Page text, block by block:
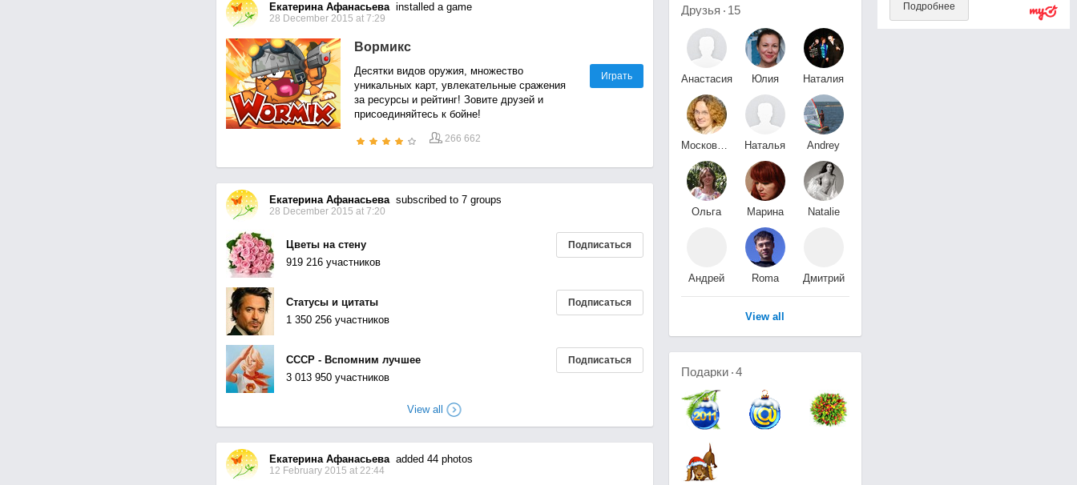
Екатерина Афанасьеваinstalled a game
28 December 2015 at 7:29
Вормикс
Десятки видов оружия, множество
уникальных карт, увлекательные сражения
за ресурсы и рейтинг! Зовите друзей и
присоединяйтесь к бойне!
266 662
Играть
Екатерина Афанасьеваsubscribed to 7 groups
28 December 2015 at 7:20
Цветы на стену
919 216 участников
Подписаться
Статусы и цитаты
1 350 256 участников
Подписаться
СССР - Вспомним лучшее
3 013 950 участников
Подписаться
View all
Екатерина Афанасьеваadded 44 photos
12 February 2015 at 22:44
Подробнее
Друзья 15
Анастасия
Юлия
Наталия
Московцева
Наталья
Andrey
Ольга
Марина
Natalie
Андрей
Roma
Дмитрий
View all
Подарки 4